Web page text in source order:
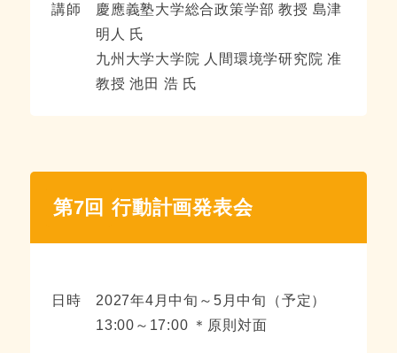
講師
慶應義塾大学総合政策学部 教授 島津
明人 氏
九州大学大学院 人間環境学研究院 准
教授 池田 浩 氏
第7回 行動計画発表会
日時
2027年4月中旬～5月中旬（予定）
13:00～17:00 ＊原則対面